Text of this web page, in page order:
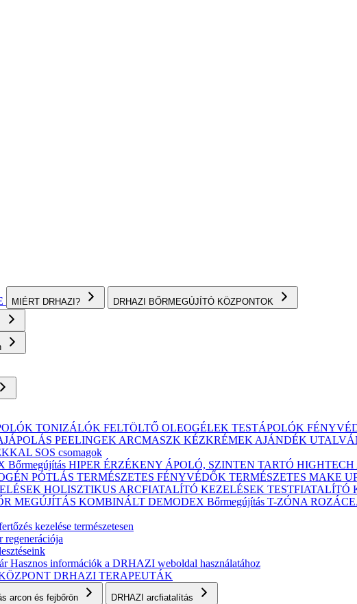
MIÉRT DRHAZI? DRHAZI BŐRMEGÚJÍTÓ KÖZPONTOK
TONIZÁLÓK FELTÖLTŐ OLEOGÉLEK TESTÁPOLÓK
PEELINGEK ARCMASZK KÉZKRÉMEK AJÁNDÉK
SOS csomagok
Bőrmegújítás HIPER ÉRZÉKENY ÁPOLÓ, SZINTEN TARTÓ HIGHTECH
PÓTLÁS TERMÉSZETES FÉNYVÉDŐK TERMÉSZETES MAKE
HOLISZTIKUS ARCFIATALÍTÓ KEZELÉSEK TESTFIATALÍTÓ
MEGÚJÍTÁS KOMBINÁLT DEMODEX Bőrmegújítás T-ZÓNA
kezelése természetesen
regenerációja
Hasznos információk a DRHAZI weboldal használatához
DRHAZI TERAPEUTÁK
arcon és fejbőrön DRHAZI arcfiatalítás